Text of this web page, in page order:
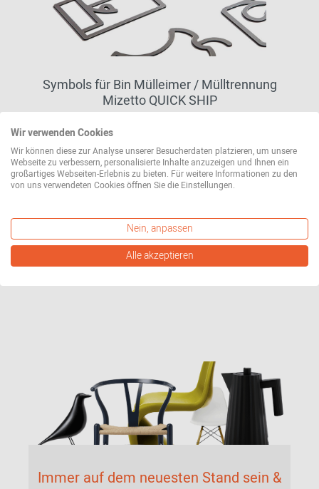
Symbols für Bin Mülleimer / Mülltrennung
Mizetto QUICK SHIP
weitere Varianten erhältlich
Immer auf dem neuesten Stand sein &
Wir verwenden Cookies
Wir können diese zur Analyse unserer Besucherdaten platzieren, um unsere
Webseite zu verbessern, personalisierte Inhalte anzuzeigen und Ihnen ein
großartiges Webseiten-Erlebnis zu bieten. Für weitere Informationen zu den
von uns verwendeten Cookies öffnen Sie die Einstellungen.
Nein, anpassen
Alle akzeptieren